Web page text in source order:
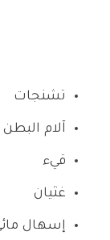
تشنجات
آلام البطن
قيء
غثيان
إسهال